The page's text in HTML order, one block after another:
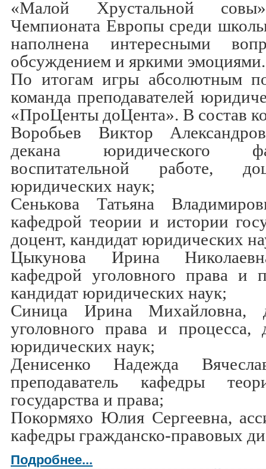
«Малой Хрустальной
Чемпионата Европы среди
наполнена интересными
обсуждением и яркими эмоциями.
По итогам игры абсолютным
команда преподавателей
«ПроЦенты доЦента». В состав
Воробьев Виктор
декана юридического
воспитательной работе,
юридических наук;
Сенькова Татьяна
кафедрой теории и истории
доцент, кандидат юридических
Цыкунова Ирина
кафедрой уголовного права и
кандидат юридических наук;
Синица Ирина Михайловна,
уголовного права и процесса,
юридических наук;
Денисенко Надежда
преподаватель кафедры
государства и права;
Покормяхо Юлия Сергеевна,
кафедры гражданско-правовых
Подробнее...